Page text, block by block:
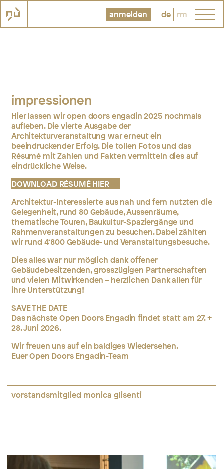
anmelden de rm
impressionen
Hier lassen wir open doors engadin 2025 nochmals
aufleben. Die vierte Ausgabe der
Architekturveranstaltung war erneut ein
beeindruckender Erfolg. Die tollen Fotos und das
Résumé mit Zahlen und Fakten vermitteln dies auf
eindrückliche Weise.
DOWNLOAD RÉSUMÉ HIER
Architektur-Interessierte aus nah und fern nutzten die
Gelegenheit, rund 80 Gebäude, Aussenräume,
thematische Touren, Baukultur-Spaziergänge und
Rahmenveranstaltungen zu besuchen. Dabei zählten
wir rund 4‘800 Gebäude- und Veranstaltungsbesuche.
Dies alles war nur möglich dank offener
Gebäudebesitzenden, grosszügigen Partnerschaften
und vielen Mitwirkenden – herzlichen Dank allen für
ihre Unterstützung!
SAVE THE DATE
Das nächste Open Doors Engadin findet statt am 27. +
28. Juni 2026.
Wir freuen uns auf ein baldiges Wiedersehen.
Euer Open Doors Engadin-Team
vorstandsmitglied monica glisenti